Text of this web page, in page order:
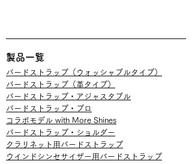
​製品一覧
バードストラップ（ウォッシャブルタイプ）
​バードストラップ（革タイプ）
バードストラップ・アジャスタブル
バードストラップ・プロ​
コラボモデル with More Shines
バードストラップ・ショルダー
​クラリネット用バードストラップ
​​ウインドシンセサイザー用バードストラップ